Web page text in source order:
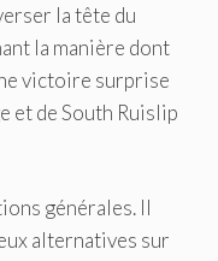
la tête du
la manière dont
victoire surprise
et de South Ruislip
générales. Il
alternatives sur